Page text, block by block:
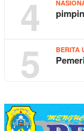
4
5 BERITA